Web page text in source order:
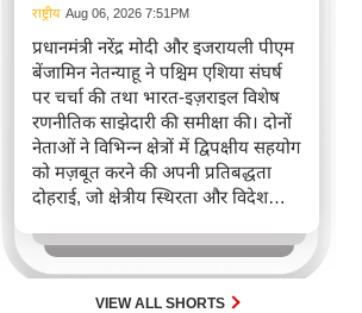
राष्ट्रीय Aug 06, 2026 7:51PM
प्रधानमंत्री नरेंद्र मोदी और इजरायली पीएम
बेंजामिन नेतन्याहू ने पश्चिम एशिया संघर्ष
पर चर्चा की तथा भारत-इज़राइल विशेष
रणनीतिक साझेदारी की समीक्षा की। दोनों
नेताओं ने विभिन्न क्षेत्रों में द्विपक्षीय सहयोग
को मज़बूत करने की अपनी प्रतिबद्धता
दोहराई, जो क्षेत्रीय स्थिरता और विदेश
करता है।
VIEW ALL SHORTS